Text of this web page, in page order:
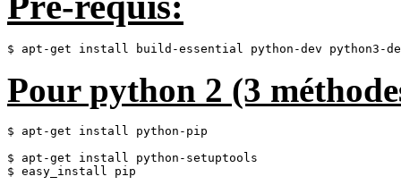
$ apt-get install build-essential python-dev python3-
Pour python 2 (3
$ apt-get install python-pip
$ apt-get install python-setuptools
$ easy_install pip